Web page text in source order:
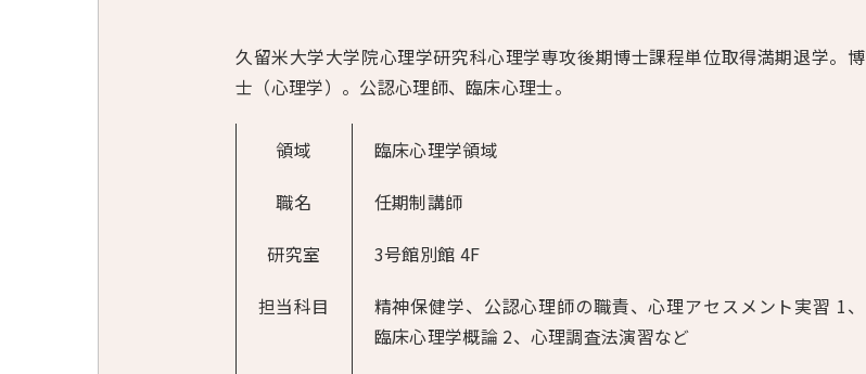
久留米大学大学院心理学研究科心理学専攻後期博士課程単位取得満期退学。博
士（心理学）。公認心理師、臨床心理士。
領域
臨床心理学領域
職名
任期制講師
研究室
3号館別館 4F
担当科目
精神保健学、公認心理師の職責、心理アセスメント実習 1、
臨床心理学概論 2、心理調査法演習など